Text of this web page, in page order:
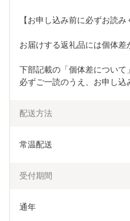
【お申し込み前に必ずお読み
お届けする返礼品には個体差
下部記載の「個体差につい
必ずご一読のうえ、お申し込
配送方法
常温配送
受付期間
通年